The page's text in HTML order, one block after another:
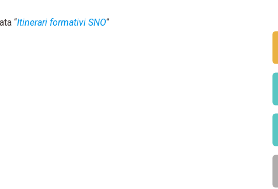
“Itinerari formativi SNO“